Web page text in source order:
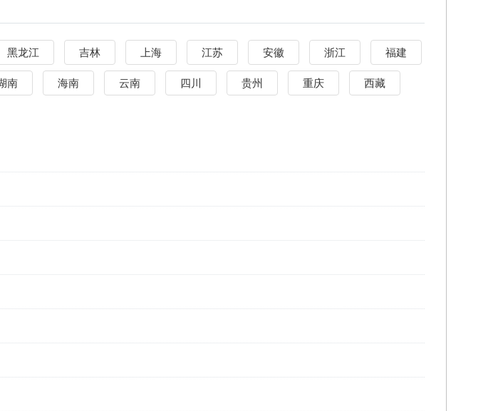
黑龙江 吉林 上海 江苏 安徽 浙江 福建
南 海南 云南 四川 贵州 重庆 西藏